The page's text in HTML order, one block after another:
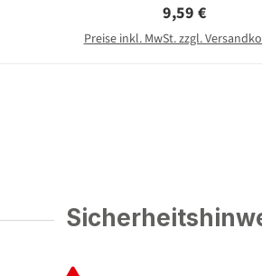
Regulärer Preis:
9,59 €
Preise inkl. MwSt. zzgl.